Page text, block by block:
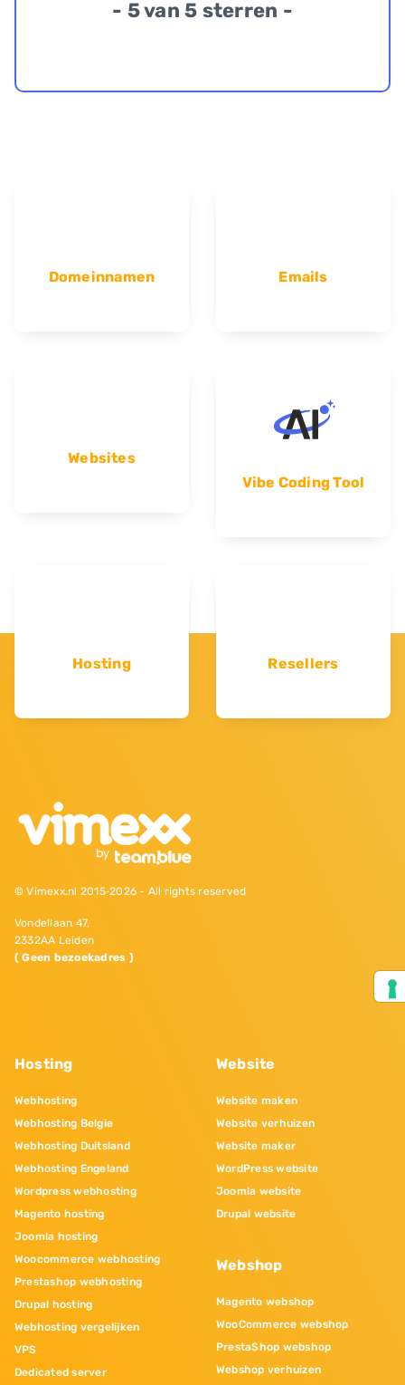
- 5 van 5 sterren -
Domeinnamen Emails
Websites
Vibe Coding Tool
Hosting Resellers
© Vimexx.nl 2015‐2026 - All rights reserved
Vondellaan 47,
2332AA Leiden
( Geen bezoekadres )
Hosting
Webhosting
Webhosting Belgie
Webhosting Duitsland
Webhosting Engeland
Wordpress webhosting
Magento hosting
Joomla hosting
Woocommerce webhosting
Prestashop webhosting
Drupal hosting
Webhosting vergelijken
VPS
Dedicated server
Website
Website maken
Website verhuizen
Website maker
WordPress website
Joomla website
Drupal website
Webshop
Magento webshop
WooCommerce webshop
PrestaShop webshop
Webshop verhuizen